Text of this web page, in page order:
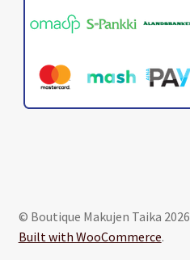
© Boutique Makujen Taika 2026
Built with WooCommerce.